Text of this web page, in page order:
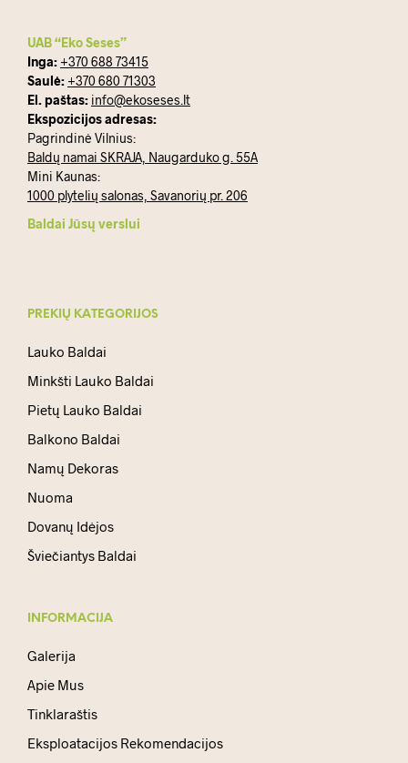
UAB “Eko Seses”
Inga: +370 688 73415
Saulė: +370 680 71303
El. paštas: info@ekoseses.lt
Ekspozicijos adresas:
Pagrindinė Vilnius:
Baldų namai SKRAJA, Naugarduko g. 55A
Mini Kaunas:
1000 plytelių salonas, Savanorių pr. 206
Baldai Jūsų verslui
PREKIŲ KATEGORIJOS
Lauko Baldai
Minkšti Lauko Baldai
Pietų Lauko Baldai
Balkono Baldai
Namų Dekoras
Nuoma
Dovanų Idėjos
Šviečiantys Baldai
INFORMACIJA
Galerija
Apie Mus
Tinklaraštis
Eksploatacijos Rekomendacijos